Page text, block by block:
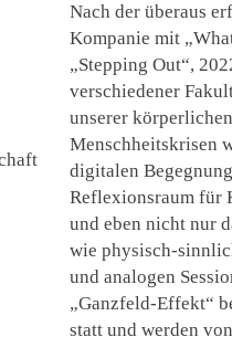
Nach der überaus
Kompanie mit
„Stepping Out“,
verschiedener
unserer
Menschheitskrisen
digitalen
Reflexionsraum für
und eben nicht nur
wie physisch-
und analogen
„Ganzfeld-Effekt“
statt und werden